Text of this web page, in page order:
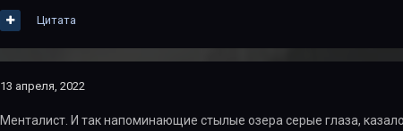
Цитата
13 апреля, 2022
Менталист. И так напоминающие стылые озера серые глаза,